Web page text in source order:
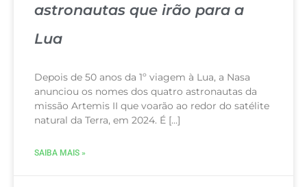
astronautas que irão para a
Lua
Depois de 50 anos da 1º viagem à Lua, a Nasa
anunciou os nomes dos quatro astronautas da
missão Artemis II que voarão ao redor do satélite
natural da Terra, em 2024. É […]
SAIBA MAIS »